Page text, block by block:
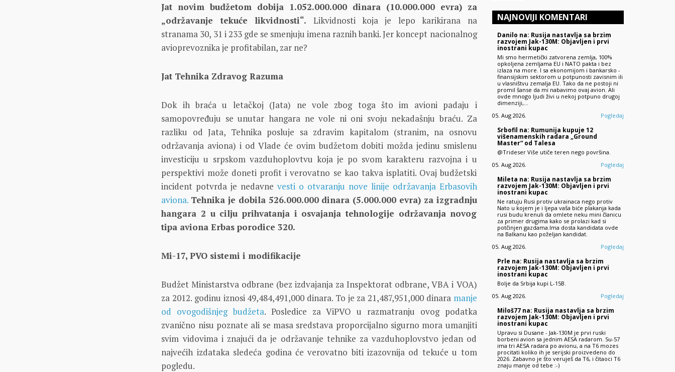
Jat novim budžetom dobija 1.052.000.000 dinara (10.000.000 evra) za
„održavanje tekuće likvidnosti“. Likvidnosti koja je lepo karikirana na
stranama 30, 31 i 233 gde se smenjuju imena raznih banki. Jer koncept nacionalnog
avioprevoznika je profitabilan, zar ne?
Jat Tehnika Zdravog Razuma
Dok ih braća u letačkoj (Jata) ne vole zbog toga što im avioni padaju i
samopovređuju se unutar hangara ne vole ni oni svoju nekadašnju braću. Za
razliku od Jata, Tehnika posluje sa zdravim kapitalom (stranim, na osnovu
održavanja aviona) i od Vlade će ovim budžetom dobiti možda jedinu smislenu
investiciju u srpskom vazduhoplovtvu koja je po svom karakteru razvojna i u
perspektivi može doneti profit i verovatno se kao takva isplatiti. Ovaj budžetski
incident potvrda je nedavnevesti o otvaranju nove linije održavanja Erbasovih
aviona. Tehnika je dobila 526.000.000 dinara (5.000.000 evra) za izgradnju
hangara 2 u cilju prihvatanja i osvajanja tehnologije održavanja novog
tipa aviona Erbas porodice 320.
Mi-17, PVO sistemi i modifikacije
Budžet Ministarstva odbrane (bez izdvajanja za Inspektorat odbrane, VBA i VOA)
za 2012. godinu iznosi 49,484,491,000 dinara. To je za 21,487,951,000 dinara manje
od ovogodišnjeg budžeta. Posledice za ViPVO u razmatranju ovog podatka
zvanično nisu poznate ali se masa sredstava proporcijalno sigurno mora umanjiti
svim vidovima i znajući da je održavanje tehnike za vazduhoplovstvo jedan od
najvećih izdataka sledeća godina će verovatno biti izazovnija od tekuće u tom
pogledu.
NAJNOVIJI KOMENTARI
Danilo na: Rusija nastavlja sa brzim
razvojem Jak-130M: Objavljen i prvi
inostrani kupac
Mi smo hermetički zatvorena zemlja, 100%
opkoljena zemljama EU i NATO pakta i bez
izlaza na more. I sa ekonomijom i bankarsko -
finansijskim sektorom u potpunosti zavisnim ili
u vlasništvu zemalja EU. Tako da ne postoji ni
promil šanse da mi nabavimo ovaj avion. Ali
ovde mnogo ljudi živi u nekoj potpuno drugoj
dimenziji,…
05. Aug 2026.
Pogledaj
Srbofil na: Rumunija kupuje 12
višenamenskih radara „Ground
Master“ od Talesa
@Trideser Više utiče teren nego površina.
05. Aug 2026.
Pogledaj
Mileta na: Rusija nastavlja sa brzim
razvojem Jak-130M: Objavljen i prvi
inostrani kupac
Ne ratuju Rusi protiv ukrainaca nego protiv
Nato u kojem je i ljepa vaša biće plakanja kada
rusi budu krenuli da omlete neku mini članicu
za primer drugima kako se prolazi kad si
potčinjen gazdama.Ima dosta kandidata ovde
na Balkanu kao poželjan kandidat.
05. Aug 2026.
Pogledaj
Prle na: Rusija nastavlja sa brzim
razvojem Jak-130M: Objavljen i prvi
inostrani kupac
Bolje da Srbija kupi L-15B.
05. Aug 2026.
Pogledaj
Miloš77 na: Rusija nastavlja sa brzim
razvojem Jak-130M: Objavljen i prvi
inostrani kupac
Upravu si Dusane - Jak-130M je prvi ruski
borbeni avion sa jednim AESA radarom. Su-57
ima tri AESA radara po avionu, a na T6 mozes
procitati koliko ih je serijski proizvedeno do
2026. Zabavno je što veruješ da T6, i čitaoci T6
znaju manje od tebe :-)